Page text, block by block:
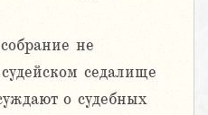
не
седалище
о судебных